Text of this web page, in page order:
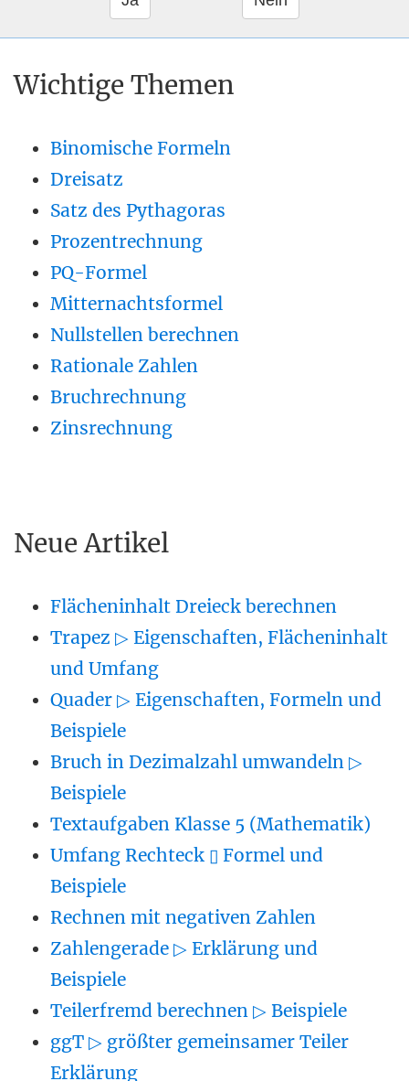
Wichtige Themen
Binomische Formeln
Dreisatz
Satz des Pythagoras
Prozentrechnung
PQ-Formel
Mitternachtsformel
Nullstellen berechnen
Rationale Zahlen
Bruchrechnung
Zinsrechnung
Neue Artikel
Flächeninhalt Dreieck berechnen
Trapez ▷ Eigenschaften, Flächeninhalt
und Umfang
Quader ▷ Eigenschaften, Formeln und
Beispiele
Bruch in Dezimalzahl umwandeln ▷
Beispiele
Textaufgaben Klasse 5 (Mathematik)
Umfang Rechteck ▯ Formel und
Beispiele
Rechnen mit negativen Zahlen
Zahlengerade ▷ Erklärung und
Beispiele
Teilerfremd berechnen ▷ Beispiele
ggT ▷ größter gemeinsamer Teiler
Erklärung